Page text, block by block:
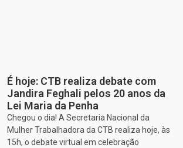
É hoje: CTB realiza debate com
Jandira Feghali pelos 20 anos da
Lei Maria da Penha
Chegou o dia! A Secretaria Nacional da
Mulher Trabalhadora da CTB realiza hoje, às
15h, o debate virtual em celebração